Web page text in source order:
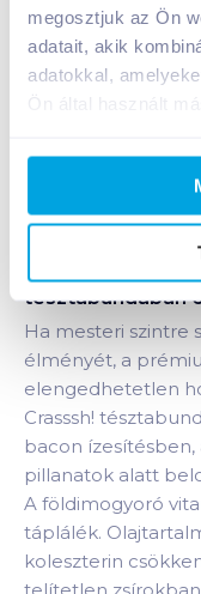
megosztjuk az Ön
adatait, akik
adatokkal,
tésztabundában
Ha mesteri szintre
élményét, a
elengedhetetlen
Crasssh!
bacon
pillanatok alatt
A földimogyoró
táplálék.
koleszterin